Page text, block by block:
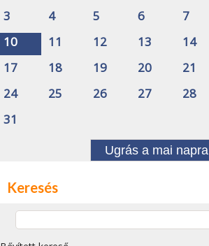
3
4 5 6 7
10
11 12 13 14
17
18 19 20 21
24
25 26 27 28
31
Ugrás a mai napra
Keresés